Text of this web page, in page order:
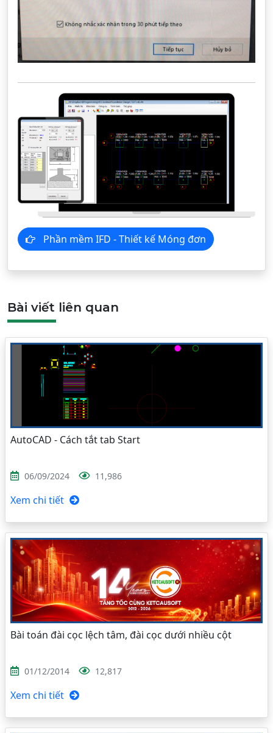
Phần mềm IFD - Thiết kế Móng đơn
Bài viết liên quan
AutoCAD - Cách tắt tab Start
06/09/2024 11,986
Xem chi tiết
Bài toán đài cọc lệch tâm, đài cọc dưới nhiều cột
01/12/2014 12,817
Xem chi tiết